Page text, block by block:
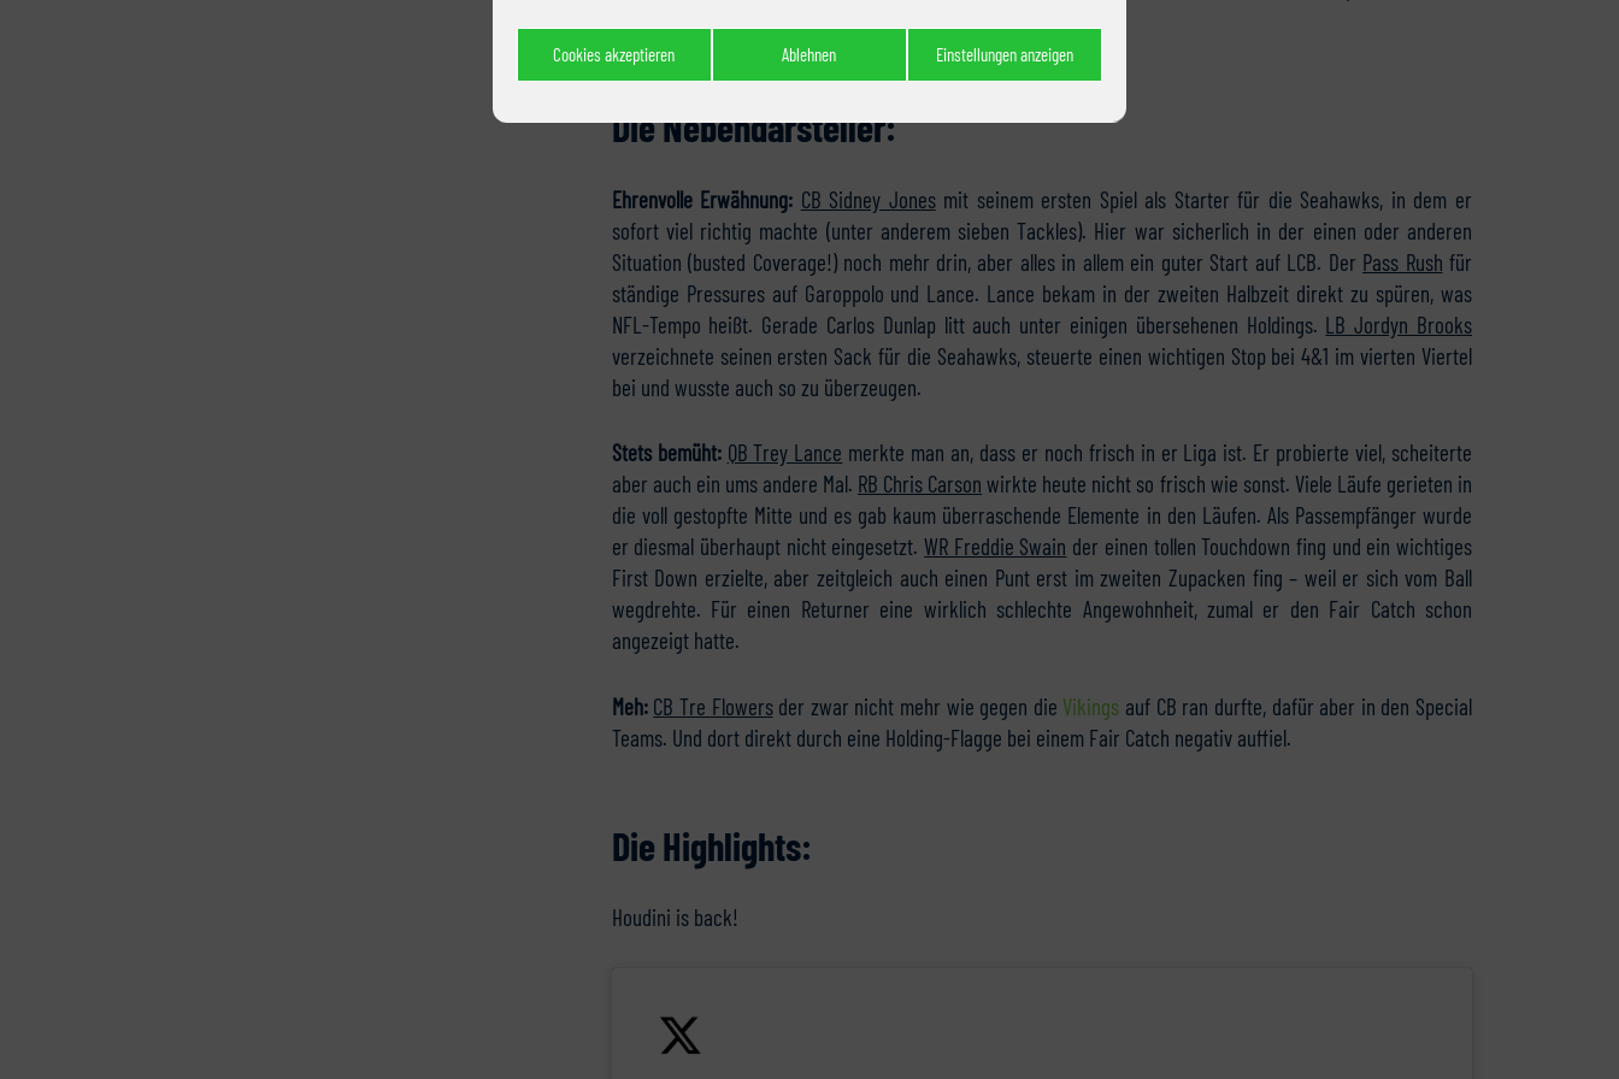
Cookies akzeptieren Ablehnen Einstellungen anzeigen
Die Nebendarsteller:
Ehrenvolle Erwähnung: CB Sidney Jonesmit seinem ersten Spiel als Starter für die Seahawks, in dem er
sofort viel richtig machte (unter anderem sieben Tackles). Hier war sicherlich in der einen oder anderen
Situation (busted Coverage!) noch mehr drin, aber alles in allem ein guter Start auf LCB. Der Pass Rush für
ständige Pressures auf Garoppolo und Lance. Lance bekam in der zweiten Halbzeit direkt zu spüren, was
NFL-Tempo heißt. Gerade Carlos Dunlap litt auch unter einigen übersehenen Holdings. LB Jordyn Brooks
verzeichnete seinen ersten Sack für die Seahawks, steuerte einen wichtigen Stop bei 4&1 im vierten Viertel
bei und wusste auch so zu überzeugen.
Stets bemüht: QB Trey Lance merkte man an, dass er noch frisch in er Liga ist. Er probierte viel, scheiterte
aber auch ein ums andere Mal. RB Chris Carson wirkte heute nicht so frisch wie sonst. Viele Läufe gerieten in
die voll gestopfte Mitte und es gab kaum überraschende Elemente in den Läufen. Als Passempfänger wurde
er diesmal überhaupt nicht eingesetzt.WR Freddie Swain der einen tollen Touchdown fing und ein wichtiges
First Down erzielte, aber zeitgleich auch einen Punt erst im zweiten Zupacken fing – weil er sich vom Ball
wegdrehte. Für einen Returner eine wirklich schlechte Angewohnheit, zumal er den Fair Catch schon
angezeigt hatte.
Meh: CB Tre Flowersder zwar nicht mehr wie gegen die Vikings auf CB ran durfte, dafür aber in den Special
Teams. Und dort direkt durch eine Holding-Flagge bei einem Fair Catch negativ auffiel.
Die Highlights:
Houdini is back!